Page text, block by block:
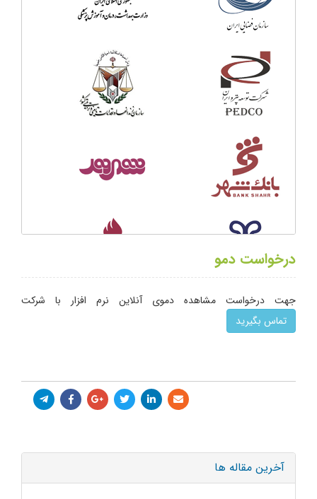
درخواست دمو
جهت درخواست مشاهده دموی آنلاین نرم افزار با شركت
تماس بگیرید
آخرین مقاله ها